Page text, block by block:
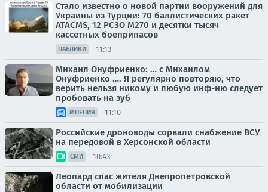
Стало известно о новой партии вооружений для
Украины из Турции: 70 баллистических ракет
ATACMS, 12 РСЗО M270 и десятки тысяч
кассетных боеприпасов
ПАБЛИКИ 11:13
Михаил Онуфриенко: … с Михаилом
Онуфриенко …. Я регулярно повторяю, что
верить нельзя никому и любую инф-ию следует
пробовать на зуб
МНЕНИЯ 11:10
Российские дроноводы сорвали снабжение ВСУ
на передовой в Херсонской области
СМИ 10:43
Леопард спас жителя Днепропетровской
области от мобилизации